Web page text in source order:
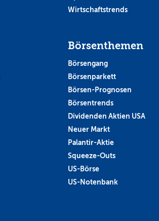
Wirtschaftstrends
Börsenthemen
Börsengang
Börsenparkett
Börsen-Prognosen
Börsentrends
Dividenden Aktien USA
Neuer Markt
Palantir-Aktie
Squeeze-Outs
US-Börse
US-Notenbank